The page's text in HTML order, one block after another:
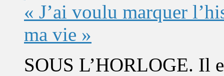
« J’ai voulu marquer
ma vie »
SOUS L’HORLOGE. Il